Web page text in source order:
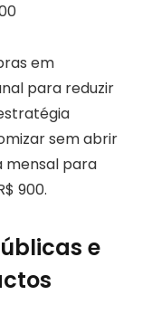
em
para reduzir
sem abrir
mensal para
900.
e